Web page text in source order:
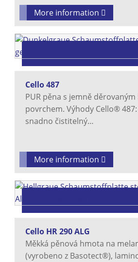
More information
Cello 487
PUR pěna s jemně
povrchem. Výhody Cello®
snadno čistitelný…
More information
Cello HR 290 ALG
Měkká pěnová hmota na
(vyrobeno z Basotect®),